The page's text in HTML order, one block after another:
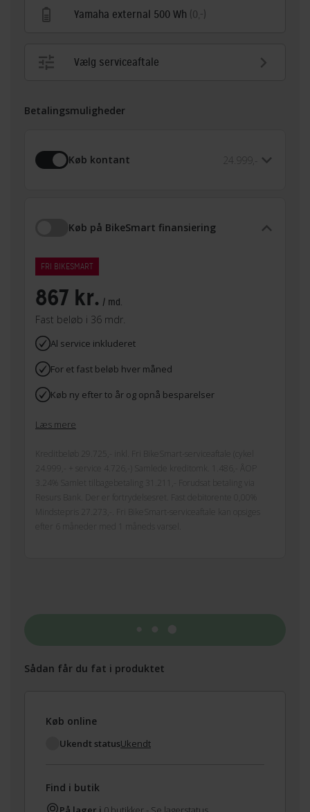
Yamaha external 500 Wh (0,-)
Vælg serviceaftale
Betalingsmuligheder
Køb kontant 24.999,-
Køb på BikeSmart finansiering
FRI BIKESMART
867 kr. / md.
Fast beløb i 36 mdr.
Al service inkluderet
For et fast beløb hver måned
Køb ny efter to år og opnå besparelser
Læs mere
Kreditbeløb 29.725,- inkl. Fri BikeSmart-serviceaftale (cykel
24.999,- + service 4.726,-) Samlede kreditomk. 1.486,- ÅOP
3.24% Samlet tilbagebetaling 31.211,- Forudsat betaling via
Resurs Bank. Der er fortrydelsesret. Fast debitorente 0,00%
Mindstepris 27.273,-. Fri BikeSmart-serviceaftale kan opsiges
efter 6 måneder med 1 måneds varsel.
Sådan får du fat i produktet
Køb online
Ukendt statusUkendt
Find i butik